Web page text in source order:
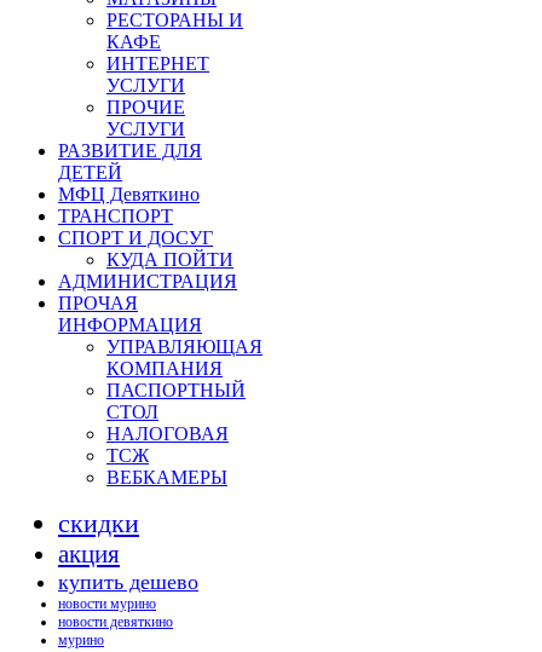
РЕСТОРАНЫ И
КАФЕ
ИНТЕРНЕТ
УСЛУГИ
ПРОЧИЕ
УСЛУГИ
РАЗВИТИЕ ДЛЯ
ДЕТЕЙ
МФЦ Девяткино
ТРАНСПОРТ
СПОРТ И ДОСУГ
КУДА ПОЙТИ
АДМИНИСТРАЦИЯ
ПРОЧАЯ
ИНФОРМАЦИЯ
УПРАВЛЯЮЩАЯ
КОМПАНИЯ
ПАСПОРТНЫЙ
СТОЛ
НАЛОГОВАЯ
ТСЖ
ВЕБКАМЕРЫ
скидки
акция
купить дешево
новости мурино
новости девяткино
мурино